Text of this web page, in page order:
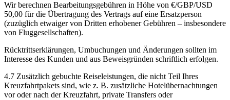
Wir berechnen Bearbeitungsgebühren in Höhe von €/GBP/USD
50,00 für die Übertragung des Vertrags auf eine Ersatzperson
(zuzüglich etwaiger von Dritten erhobener Gebühren – insbesondere
von Fluggesellschaften).
Rücktrittserklärungen, Umbuchungen und Änderungen sollten im
Interesse des Kunden und aus Beweisgründen schriftlich erfolgen.
4.7 Zusätzlich gebuchte Reiseleistungen, die nicht Teil Ihres
Kreuzfahrtpakets sind, wie z. B. zusätzliche Hotelübernachtungen
vor oder nach der Kreuzfahrt, private Transfers oder